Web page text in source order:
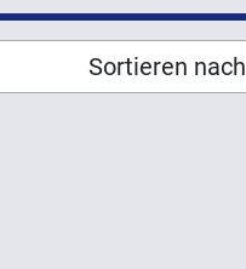
Sortieren nach